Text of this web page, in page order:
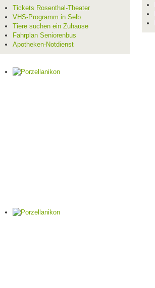
Tickets Rosenthal-Theater
VHS-Programm in Selb
Tiere suchen ein Zuhause
Fahrplan Seniorenbus
Apotheken-Notdienst